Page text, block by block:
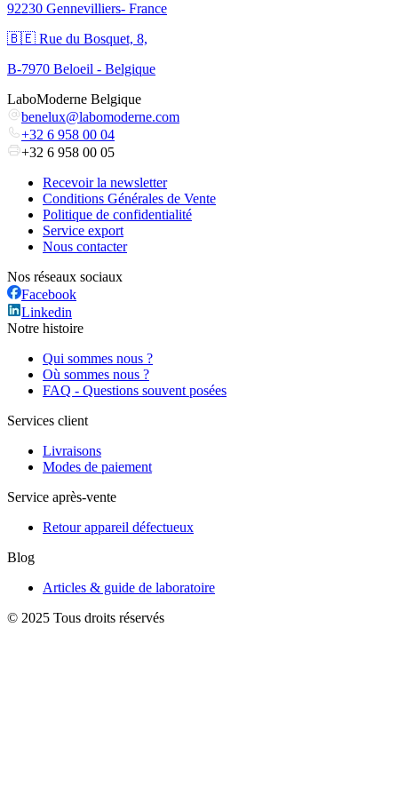
92230 Gennevilliers- France
🇧🇪 Rue du Bosquet, 8,
B-7970 Beloeil - Belgique
LaboModerne Belgique
benelux@labomoderne.com
+32 6 958 00 04
+32 6 958 00 05
Recevoir la newsletter
Conditions Générales de Vente
Politique de confidentialité
Service export
Nous contacter
Nos réseaux sociaux
Facebook
Linkedin
Notre histoire
Qui sommes nous ?
Où sommes nous ?
FAQ - Questions souvent posées
Services client
Livraisons
Modes de paiement
Service après-vente
Retour appareil défectueux
Blog
Articles & guide de laboratoire
© 2025 Tous droits réservés